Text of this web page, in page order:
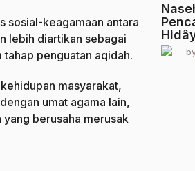
sosial-keagamaan antara
lebih diartikan sebagai
penguatan aqidah.
masyarakat,
umat agama lain,
berusaha merusak